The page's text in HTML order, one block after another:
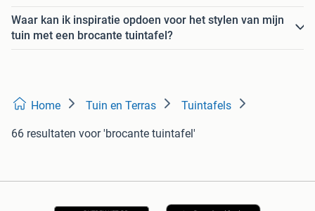
Waar kan ik inspiratie opdoen voor het stylen van mijn
tuin met een brocante tuintafel?
Home Tuin en Terras Tuintafels
66 resultaten voor 'brocante tuintafel'